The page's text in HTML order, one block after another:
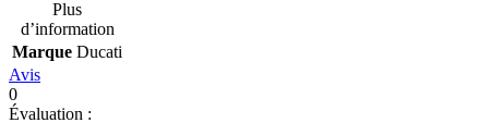
Plus
d’information
Marque Ducati
Avis
0
Évaluation :